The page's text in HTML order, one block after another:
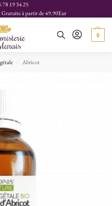
78 19 34 25
à partir de 49.90Eur
0
/ Abricot